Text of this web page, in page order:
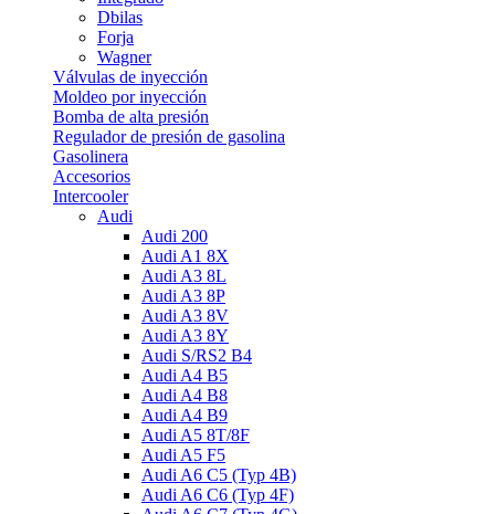
Dbilas
Forja
Wagner
Válvulas de inyección
Moldeo por inyección
Bomba de alta presión
Regulador de presión de gasolina
Gasolinera
Accesorios
Intercooler
Audi
Audi 200
Audi A1 8X
Audi A3 8L
Audi A3 8P
Audi A3 8V
Audi A3 8Y
Audi S/RS2 B4
Audi A4 B5
Audi A4 B8
Audi A4 B9
Audi A5 8T/8F
Audi A5 F5
Audi A6 C5 (Typ 4B)
Audi A6 C6 (Typ 4F)